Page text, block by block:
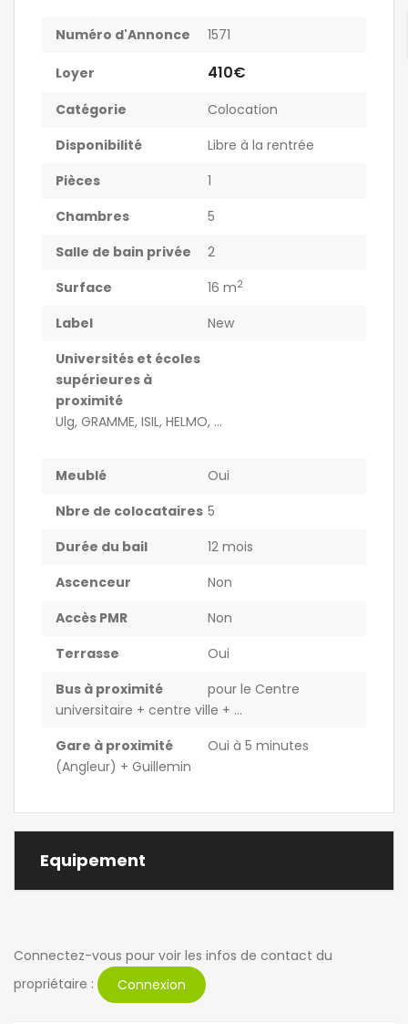
Numéro d'Annonce 1571
Loyer 410€
Catégorie
Colocation
Disponibilité
Libre à la rentrée
Pièces
1
Chambres
5
Salle de bain privée
2
Surface
16 m2
Label
New
Universités et écoles
supérieures à
proximité
Ulg, GRAMME, ISIL, HELMO, ...
Meublé
Oui
Nbre de colocataires 5
Durée du bail
12 mois
Ascenceur
Non
Accès PMR
Non
Terrasse
Oui
Bus à proximité
pour le Centre
universitaire + centre ville + ...
Gare à proximité
Oui à 5 minutes
(Angleur) + Guillemin
Equipement
Connectez-vous pour voir les infos de contact du
propriétaire :
Connexion